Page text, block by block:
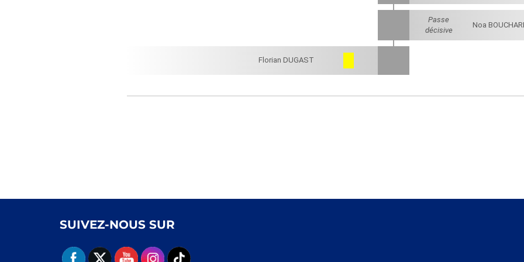
Passe
décisive
Noa
Florian DUGAST
SUIVEZ-NOUS SUR